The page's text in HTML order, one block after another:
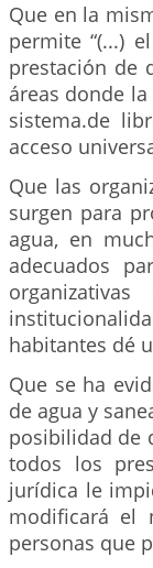
Que en la
permite “(...)
prestación de
áreas donde
sistema.de
acceso
Que las
surgen para
agua, en
adecuados
habitantes dé
Que se ha
de agua y
posibilidad de
todos los
jurídica le
modificará el
personas que